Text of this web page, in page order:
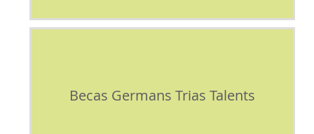
Becas Germans Trias Talents